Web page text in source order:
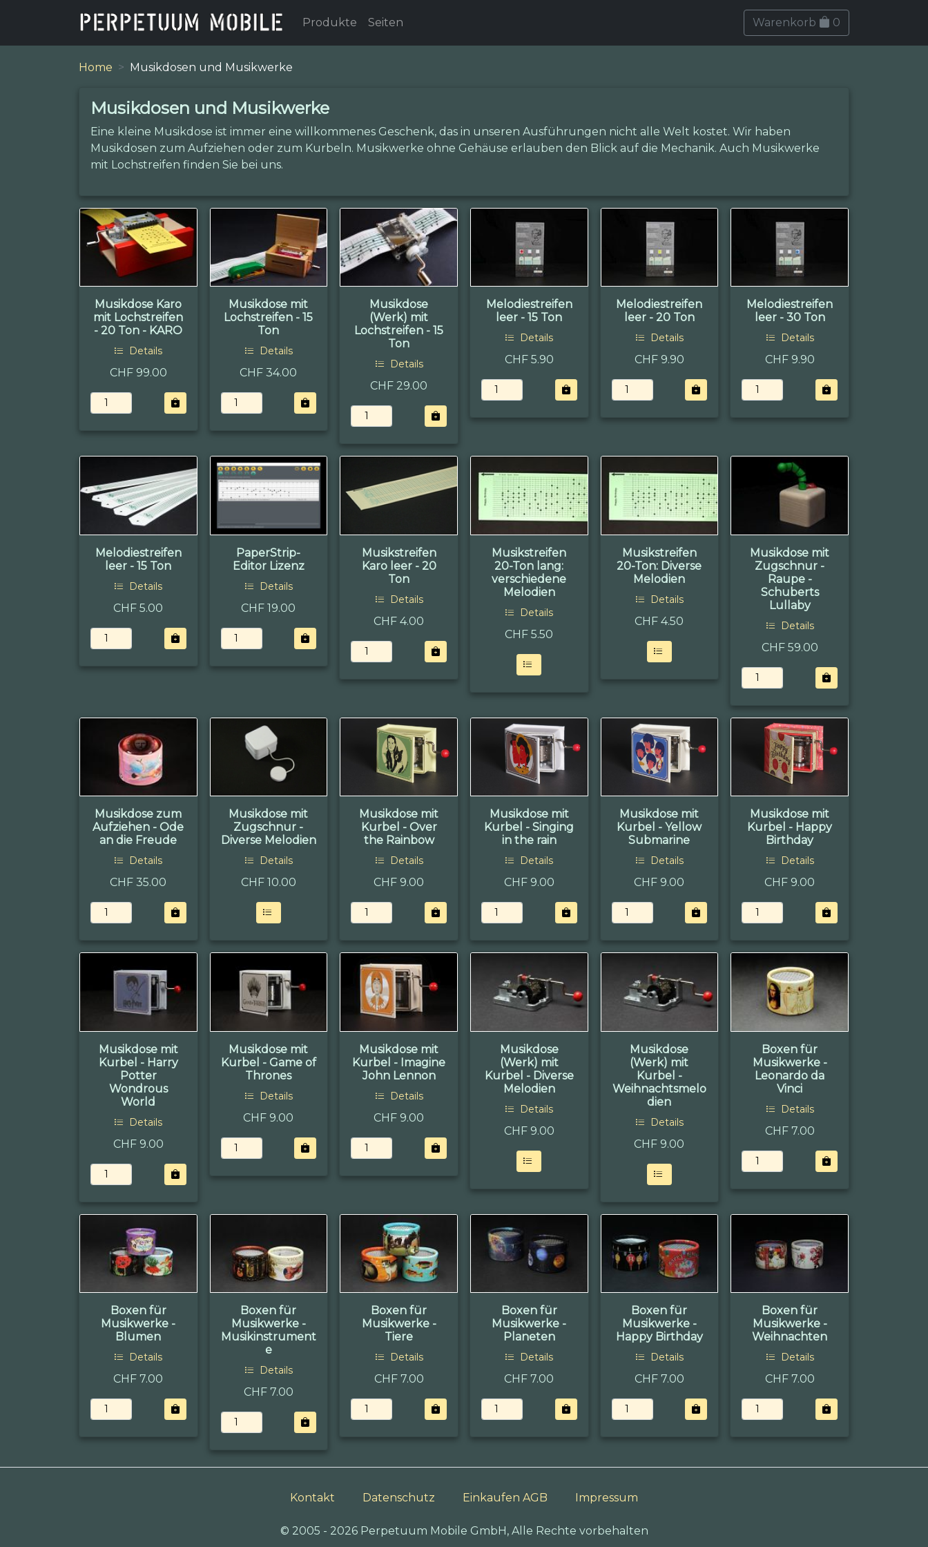
Produkte Seiten Warenkorb 0
Home Musikdosen und Musikwerke
Musikdosen und Musikwerke
Eine kleine Musikdose ist immer eine willkommenes Geschenk, das in unseren Ausführungen nicht alle Welt kostet. Wir haben
Musikdosen zum Aufziehen oder zum Kurbeln. Musikwerke ohne Gehäuse erlauben den Blick auf die Mechanik. Auch Musikwerke
mit Lochstreifen finden Sie bei uns.
Musikdose Karo
mit Lochstreifen
- 20 Ton - KARO
Details
CHF 99.00
Musikdose mit
Lochstreifen - 15
Ton
Details
CHF 34.00
Musikdose
(Werk) mit
Lochstreifen - 15
Ton
Details
CHF 29.00
Melodiestreifen
leer - 15 Ton
Details
CHF 5.90
Melodiestreifen
leer - 20 Ton
Details
CHF 9.90
Melodiestreifen
leer - 30 Ton
Details
CHF 9.90
Melodiestreifen
leer - 15 Ton
Details
CHF 5.00
PaperStrip-
Editor Lizenz
Details
CHF 19.00
Musikstreifen
Karo leer - 20
Ton
Details
CHF 4.00
Musikstreifen
20-Ton lang:
verschiedene
Melodien
Details
CHF 5.50
Musikstreifen
20-Ton: Diverse
Melodien
Details
CHF 4.50
Musikdose mit
Zugschnur -
Raupe -
Schuberts
Lullaby
Details
CHF 59.00
Musikdose zum
Aufziehen - Ode
an die Freude
Details
CHF 35.00
Musikdose mit
Zugschnur -
Diverse Melodien
Details
CHF 10.00
Musikdose mit
Kurbel - Over
the Rainbow
Details
CHF 9.00
Musikdose mit
Kurbel - Singing
in the rain
Details
CHF 9.00
Musikdose mit
Kurbel - Yellow
Submarine
Details
CHF 9.00
Musikdose mit
Kurbel - Happy
Birthday
Details
CHF 9.00
Musikdose mit
Kurbel - Harry
Potter
Wondrous
World
Details
CHF 9.00
Musikdose mit
Kurbel - Game of
Thrones
Details
CHF 9.00
Musikdose mit
Kurbel - Imagine
John Lennon
Details
CHF 9.00
Musikdose
(Werk) mit
Kurbel - Diverse
Melodien
Details
CHF 9.00
Musikdose
(Werk) mit
Kurbel -
Weihnachtsmelo
dien
Details
CHF 9.00
Boxen für
Musikwerke -
Leonardo da
Vinci
Details
CHF 7.00
Boxen für
Musikwerke -
Blumen
Details
CHF 7.00
Boxen für
Musikwerke -
Musikinstrument
e
Details
CHF 7.00
Boxen für
Musikwerke -
Tiere
Details
CHF 7.00
Boxen für
Musikwerke -
Planeten
Details
CHF 7.00
Boxen für
Musikwerke -
Happy Birthday
Details
CHF 7.00
Boxen für
Musikwerke -
Weihnachten
Details
CHF 7.00
Kontakt Datenschutz Einkaufen AGB Impressum
© 2005 - 2026 Perpetuum Mobile GmbH, Alle Rechte vorbehalten